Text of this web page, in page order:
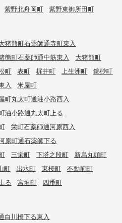
紫野北舟岡町 紫野東御所田町
猪熊町石薬師通寺町東入
熊町石薬師通中筋東入
大猪熊町
町 表町 梶井町 上生洲町
錦砂町
入
米屋町
町丸太町通油小路西入
油小路通丸太町上る
栄町石薬師通河原西入
原町通石薬師下る
三栄町 下塔之段町
新烏丸頭町
町 出水町 東桜町
不動前町
る 宮垣町 四番町
白川橋下る東入